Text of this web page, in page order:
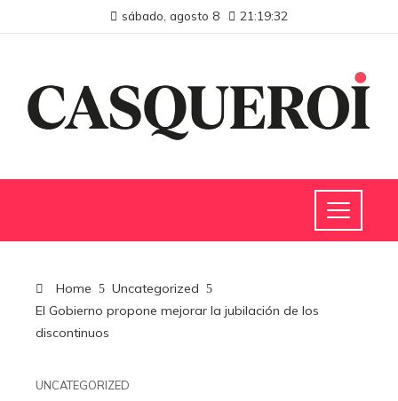
sábado, agosto 8 21:19:33
Home
Uncategorized
El Gobierno propone mejorar la jubilación de los
discontinuos
UNCATEGORIZED